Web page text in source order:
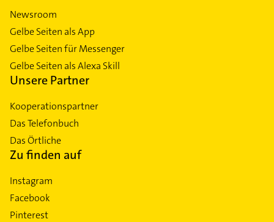
Newsroom
Gelbe Seiten als App
Gelbe Seiten für Messenger
Gelbe Seiten als Alexa Skill
Unsere Partner
Kooperationspartner
Das Telefonbuch
Das Örtliche
Zu finden auf
Instagram
Facebook
Pinterest